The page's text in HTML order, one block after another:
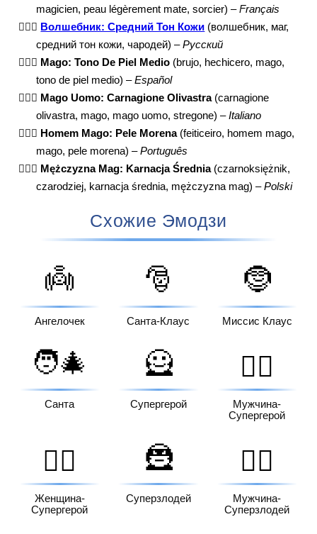
magicien, peau légèrement mate, sorcier) –Français
🧙🏽‍♂️ Волшебник: Средний Тон Кожи (волшебник, маг,
средний тон кожи, чародей) –Русский
🧙🏽‍♂️ Mago: Tono De Piel Medio (brujo, hechicero, mago,
tono de piel medio) –Español
🧙🏽‍♂️ Mago Uomo: Carnagione Olivastra(carnagione
olivastra, mago, mago uomo, stregone) –Italiano
🧙🏽‍♂️ Homem Mago: Pele Morena(feiticeiro, homem mago,
mago, pele morena) –Português
🧙🏽‍♂️ Mężczyzna Mag: Karnacja Średnia(czarnoksiężnik,
czarodziej, karnacja średnia, mężczyzna mag) –Polski
Схожие Эмодзи
👼
Ангелочек
🎅
Санта-Клаус
🤶
Миссис Клаус
🧑‍🎄
Санта
🦸
Супергерой
🦸‍♂️
Мужчина-
Супергерой
🦸‍♀️
Женщина-
Супергерой
🦹
Суперзлодей
🦹‍♂️
Мужчина-
Суперзлодей